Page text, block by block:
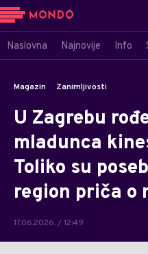
Naslovna Najnovije Info
Magazin Zanimljivosti
U Zagrebu
mladunca
Toliko su
region priča o
17.06.2026. / 12:49